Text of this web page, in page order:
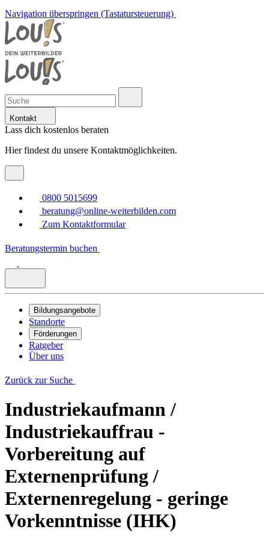
Navigation überspringen (Tastatursteuerung)
Kontakt
Lass dich kostenlos beraten
Hier findest du unsere Kontaktmöglichkeiten.
0800 5015699
beratung@online-weiterbilden.com
Zum Kontaktformular
Beratungstermin buchen
Bildungsangebote
Standorte
Förderungen
Ratgeber
Über uns
Zurück zur Suche
Industriekaufmann /
Industriekauffrau -
Vorbereitung auf
Externenprüfung /
Externenregelung - geringe
Vorkenntnisse (IHK)